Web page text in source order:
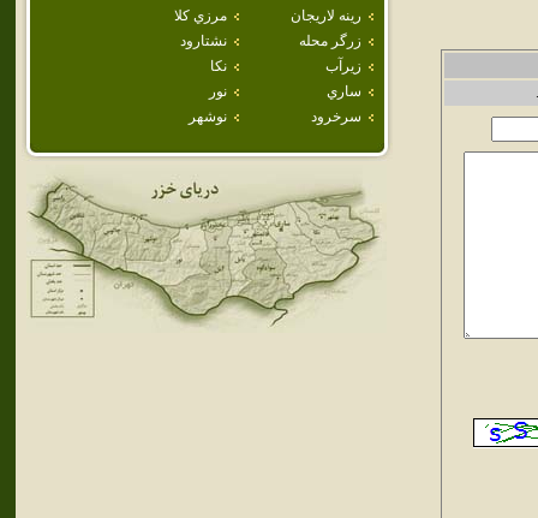
رينه لاريجان
مرزي كلا
زرگر محله
نشتارود
زيرآب
نكا
ساري
نور
سرخرود
نوشهر